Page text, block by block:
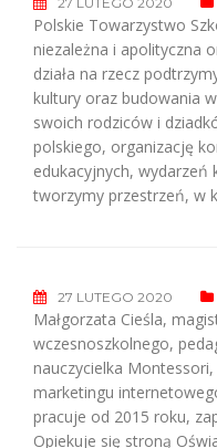
Polskie Towarzystwo
niezależna i apolityczna
działa na rzecz
kultury oraz budowania
swoich rodziców i
polskiego, organizację
edukacyjnych, wydarzeń
tworzymy przestrzeń, w
27 LUTEGO 2020
Małgorzata Cieśla,
wczesnoszkolnego,
nauczycielka
marketingu
pracuje od 2015 roku,
Opiekuje się stroną